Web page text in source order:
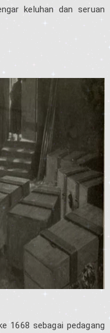
keluhan dan seruan
1668 sebagai pedagang